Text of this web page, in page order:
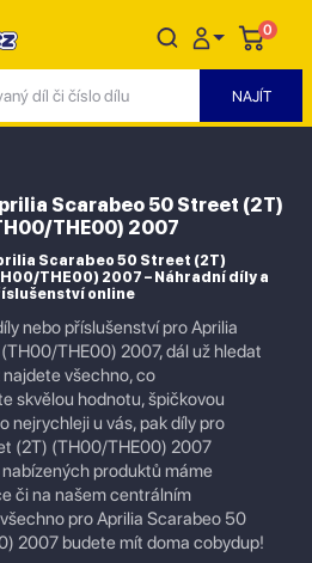
0
Scarabeo 50 Street (2T)
THE00) 2007
Scarabeo 50 Street (2T)
THE00) 2007 – Náhradní díly a
online
nebo příslušenství pro Aprilia
THE00) 2007, dál už hledat
všechno, co
skvělou hodnotu, špičkovou
nejrychleji u vás, pak díly pro
(2T) (TH00/THE00) 2007
produktů máme
či na našem centrálním
pro Aprilia Scarabeo 50
2007 budete mít doma cobydup!